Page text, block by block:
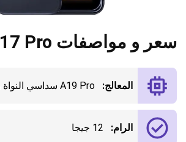
سعر و مواصفات iPhone 17 Pro
المعالج: A19 Pro سداسي النواة بتكنولوجيا 3 نانو
الرام: 12 جيجا